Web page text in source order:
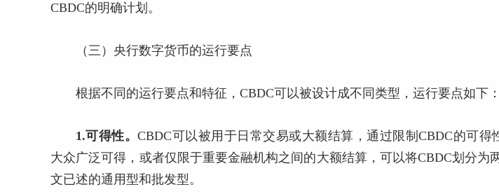
CBDC的明确计划。
（三）央行数字货币的运行要点
根据不同的运行要点和特征，CBDC可以被设计成不同类型，运行要点如下：
1.可得性。CBDC可以被用于日常交易或大额结算，通过限制CBDC的可得
大众广泛可得，或者仅限于重要金融机构之间的大额结算，可以将CBDC划分为
文已述的通用型和批发型。